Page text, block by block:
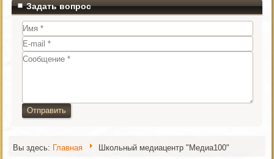
Задать вопрос
Отправить
Вы здесь: Главная Школьный медиацентр "Медиа100"